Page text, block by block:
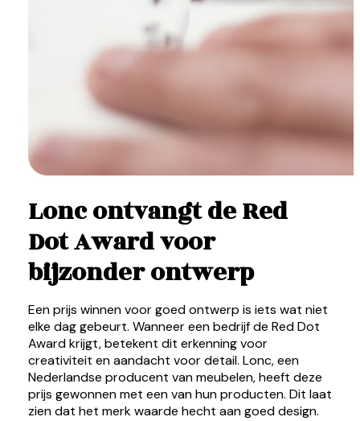
Lonc ontvangt de Red
Dot Award voor
bijzonder ontwerp
Een prijs winnen voor goed ontwerp is iets wat niet
elke dag gebeurt. Wanneer een bedrijf de Red Dot
Award krijgt, betekent dit erkenning voor
creativiteit en aandacht voor detail. Lonc, een
Nederlandse producent van meubelen, heeft deze
prijs gewonnen met een van hun producten. Dit laat
zien dat het merk waarde hecht aan goed design.